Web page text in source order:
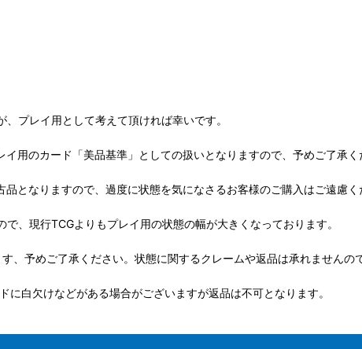
プレイ用として考えて頂ければ幸いです。
用のカード「美品基準」としての扱いとなりますので、予めご了承く
となりますので、過度に状態を気になさるお客様のご購入はご遠慮く
、現行TCGよりもプレイ用の状態の幅が大きくなっております。
、予めご了承ください。状態に関するクレームや返品は承れませんの
白欠けなどがある場合がございますが返品は不可となります。